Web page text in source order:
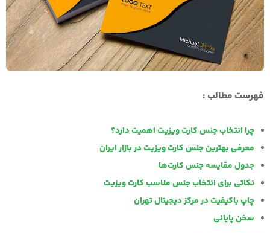
فهرست مطالب :
چرا انتخاب جنس کارت ویزیت اهمیت دارد؟
معرفی بهترین جنس‌ کارت ویزیت در بازار ایران
جدول مقایسه جنس کارت‌ها
نکاتی برای انتخاب جنس مناسب کارت ویزیت
چاپ باکیفیت در مرکز دیجیتال تهران
سخن پایانی